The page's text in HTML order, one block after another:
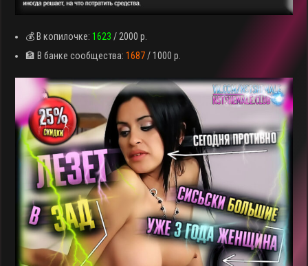
💰 В копилочке:1623 / 2000 р.
🏦 В банке сообщества:1687/ 1000 р.